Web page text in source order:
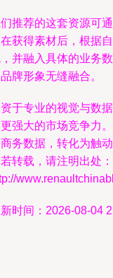
推荐的这套资源可
获得素材后，根据
并融入具体的业务
牌形象无缝融合。
于专业的视觉与数
强大的市场竞争力
务数据，转化为触
转载，请注明出处：
时间：2026-08-04